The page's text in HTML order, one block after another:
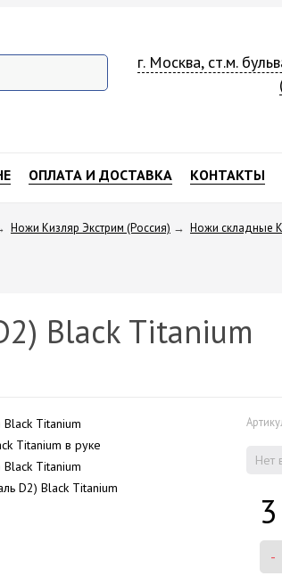
г. Москва, ст.м.
ОПЛАТА И ДОСТАВКА КОНТАКТЫ
Ножи Кизляр Экстрим (Россия) → Ножи складные
Black Titanium
Нет
-